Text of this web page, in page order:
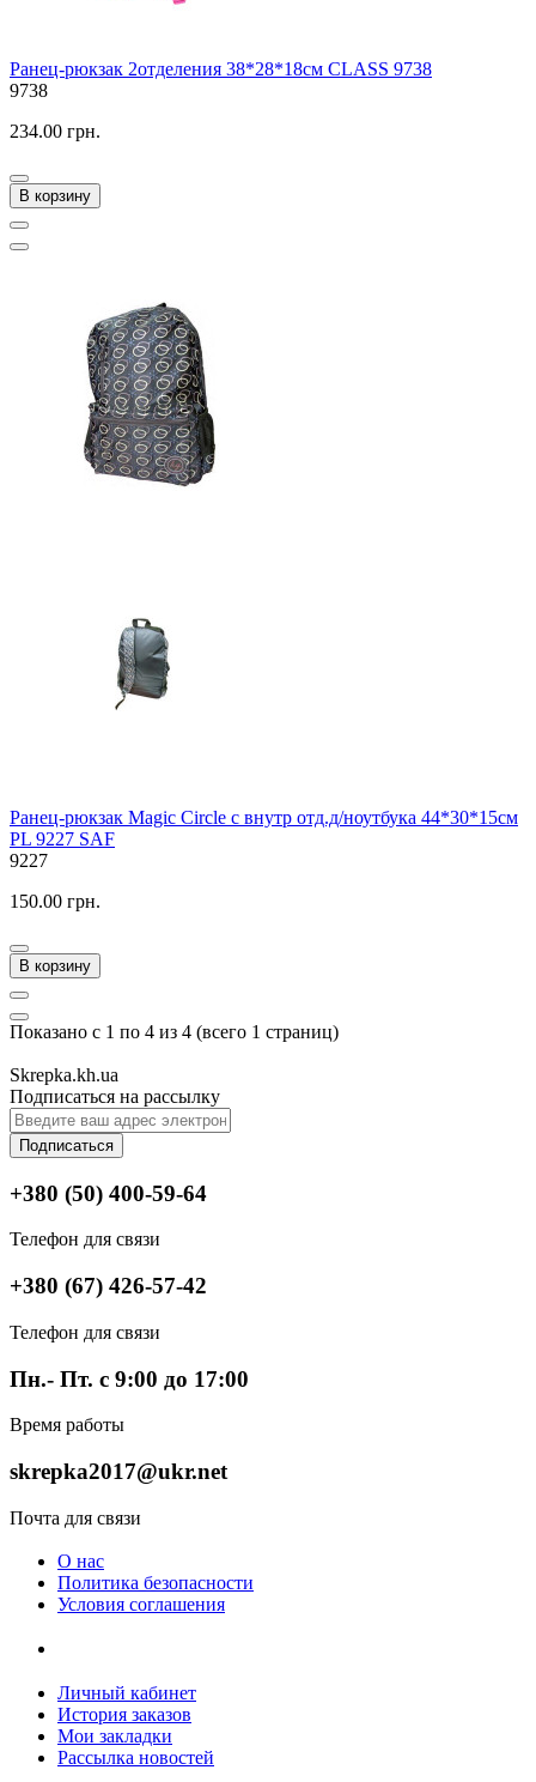
Ранец-рюкзак 2отделения 38*28*18см CLASS 9738
9738
234.00 грн.
В корзину
Ранец-рюкзак Magic Circle с внутр отд.д/ноутбука 44*30*15см
PL 9227 SAF
9227
150.00 грн.
В корзину
Показано с 1 по 4 из 4 (всего 1 страниц)
Skrepka.kh.ua
Подписаться на рассылку
Подписаться
+380 (50) 400-59-64
Телефон для связи
+380 (67) 426-57-42
Телефон для связи
Пн.- Пт. с 9:00 до 17:00
Время работы
skrepka2017@ukr.net
Почта для связи
О нас
Политика безопасности
Условия соглашения
Личный кабинет
История заказов
Мои закладки
Рассылка новостей